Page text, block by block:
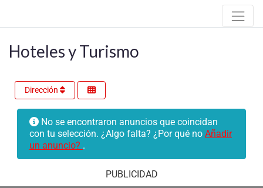
Hoteles y Turismo
Dirección
No se encontraron anuncios que coincidan
con tu selección. ¿Algo falta? ¿Por qué no Añadir
un anuncio? .
PUBLICIDAD